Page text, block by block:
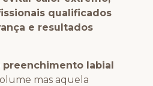
qualificados
e resultados
preenchimento labial
mas aquela